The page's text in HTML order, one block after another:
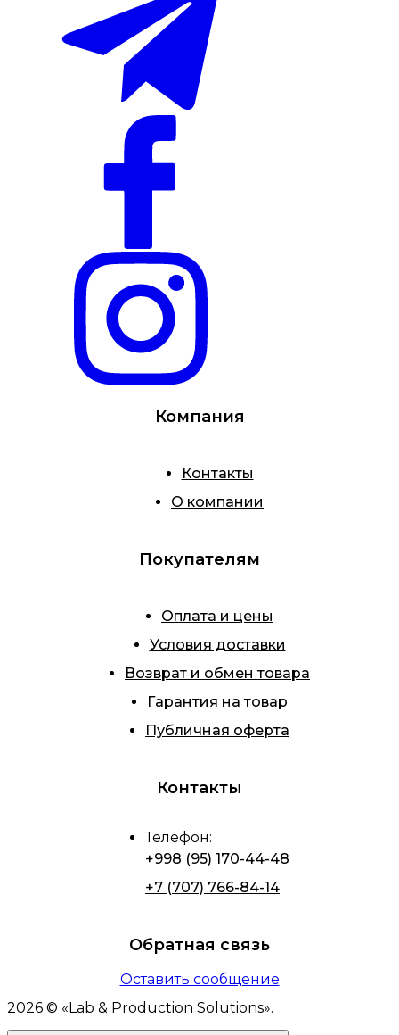
Компания
Контакты
О компании
Покупателям
Оплата и цены
Условия доставки
Возврат и обмен товара
Гарантия на товар
Публичная оферта
Контакты
Телефон:
+998 (95) 170-44-48
+7 (707) 766-84-14
Обратная связь
Оставить сообщение
2026 © « Lab & Production Solutions».